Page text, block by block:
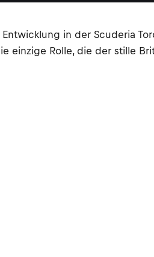
in der Scuderia
einzige Rolle, die der stille